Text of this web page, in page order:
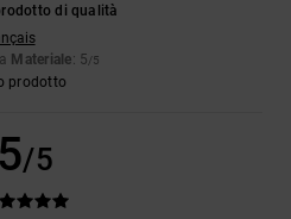
di qualità
Materiale: 5/5
prodotto
5/5